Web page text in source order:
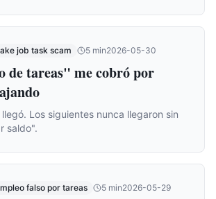
job task scam 5 min2026-05-30
de tareas" me cobró por
Los siguientes nunca llegaron sin
saldo".
falso por tareas 5 min2026-05-29